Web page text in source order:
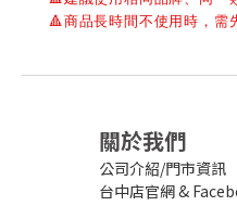
🔺商品長時間不使用時，需
關於我們
公司介紹/門市資訊
台中店官網&